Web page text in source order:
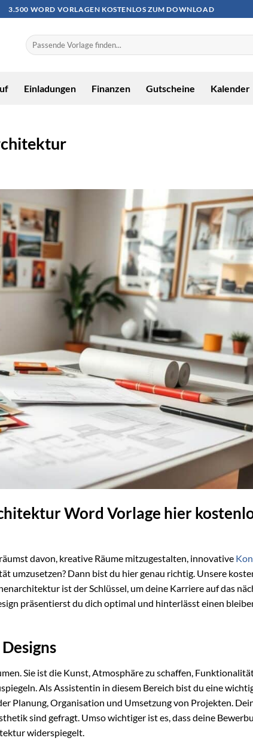
3.500 WORD VORLAGEN KOSTENLOS ZUM DOWNLOAD
Einladungen Finanzen Gutscheine Kalender
Word Vorlage hier
davon, kreative Räume mitzugestalten, innovative
umzusetzen? Dann bist du hier genau richtig. Unsere
ist der Schlüssel, um deine Karriere auf das
präsentierst du dich optimal und hinterlässt einen
Sie ist die Kunst, Atmosphäre zu schaffen,
Als Assistentin in diesem Bereich bist du eine
Planung, Organisation und Umsetzung von Projekten.
sind gefragt. Umso wichtiger ist es, dass deine
widerspiegelt.